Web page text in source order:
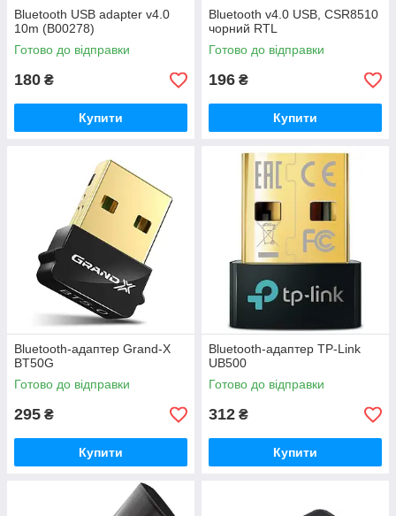
Bluetooth USB adapter v4.0
10m (B00278)
Готово до відправки
180 ₴
Купити
Bluetooth v4.0 USB, CSR8510
чорний RTL
Готово до відправки
196 ₴
Купити
Bluetooth-адаптер Grand-X
BT50G
Готово до відправки
295 ₴
Купити
Bluetooth-адаптер TP-Link
UB500
Готово до відправки
312 ₴
Купити